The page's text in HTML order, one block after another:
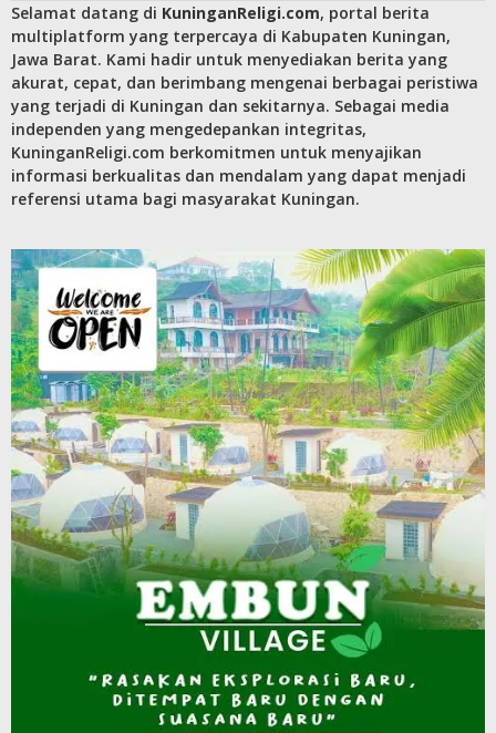
Selamat datang di KuninganReligi.com, portal berita
multiplatform yang terpercaya di Kabupaten Kuningan,
Jawa Barat. Kami hadir untuk menyediakan berita yang
akurat, cepat, dan berimbang mengenai berbagai peristiwa
yang terjadi di Kuningan dan sekitarnya. Sebagai media
independen yang mengedepankan integritas,
KuninganReligi.com berkomitmen untuk menyajikan
informasi berkualitas dan mendalam yang dapat menjadi
referensi utama bagi masyarakat Kuningan.